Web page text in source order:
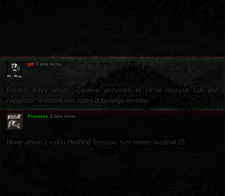
pit 3 lata temu
Bardzo dobry album. Zawiera wszystko to co w muzyce Lull jest
najlepsze, a dodatkowo sporo dubowego reverbu.
Pioniere 3 lata temu
Nowy album z cyklu HedNod Session, tym razem rozdział 15